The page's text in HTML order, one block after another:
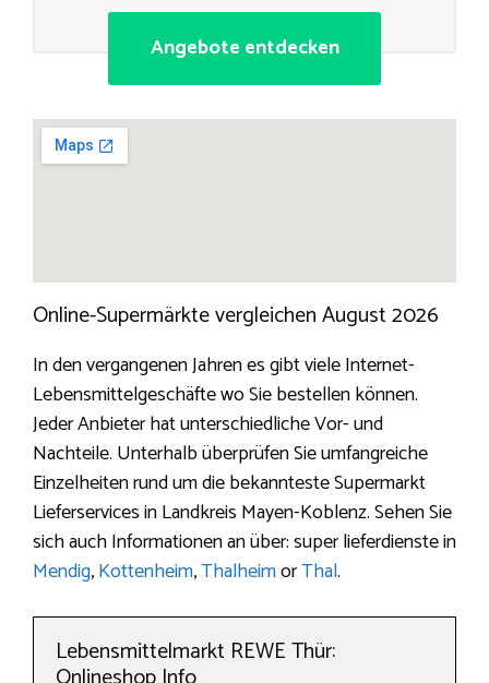
Angebote entdecken
Online-Supermärkte vergleichen August 2026
In den vergangenen Jahren es gibt viele Internet-
Lebensmittelgeschäfte wo Sie bestellen können.
Jeder Anbieter hat unterschiedliche Vor- und
Nachteile. Unterhalb überprüfen Sie umfangreiche
Einzelheiten rund um die bekannteste Supermarkt
Lieferservices in Landkreis Mayen-Koblenz. Sehen Sie
sich auch Informationen an über: super lieferdienste in
Mendig,Kottenheim,ThalheimorThal.
Lebensmittelmarkt REWE Thür: